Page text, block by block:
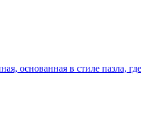
основанная в стиле пазла,